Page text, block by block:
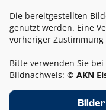
Die bereitgestellten
genutzt werden. Eine
vorheriger Zustimmung
Bitte verwenden Sie
Bildnachweis: © AKN